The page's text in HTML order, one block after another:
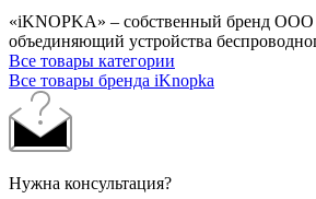
«iKNOPKA» – собственный бренд ООО
объединяющий устройства
Все товары категории
Все товары бренда iKnopka
Нужна консультация?